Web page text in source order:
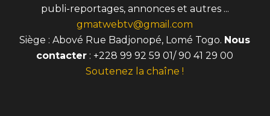
publi-reportages, annonces et autres ...
gmatwebtv@gmail.com
Siège : Abové Rue Badjonopé, Lomé Togo. Nous
contacter : +228 99 92 59 01/ 90 41 29 00
Soutenez la chaîne !